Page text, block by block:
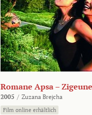
Romane Apsa –
2005 / Zuzana Brejcha
Film online erhältlich